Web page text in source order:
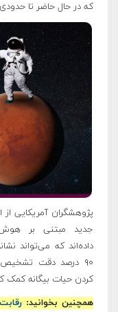
که در حال حاضر تا
پژوهشگران آمریکایی
جدید مبتنی بر
داده‌اند که می‌تواند
۹۰ درصد دقت
کردن حیات بیگانه کمک
همچنین بخوانید: